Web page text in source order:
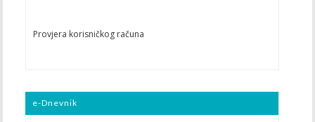
Provjera korisničkog računa
e-Dnevnik